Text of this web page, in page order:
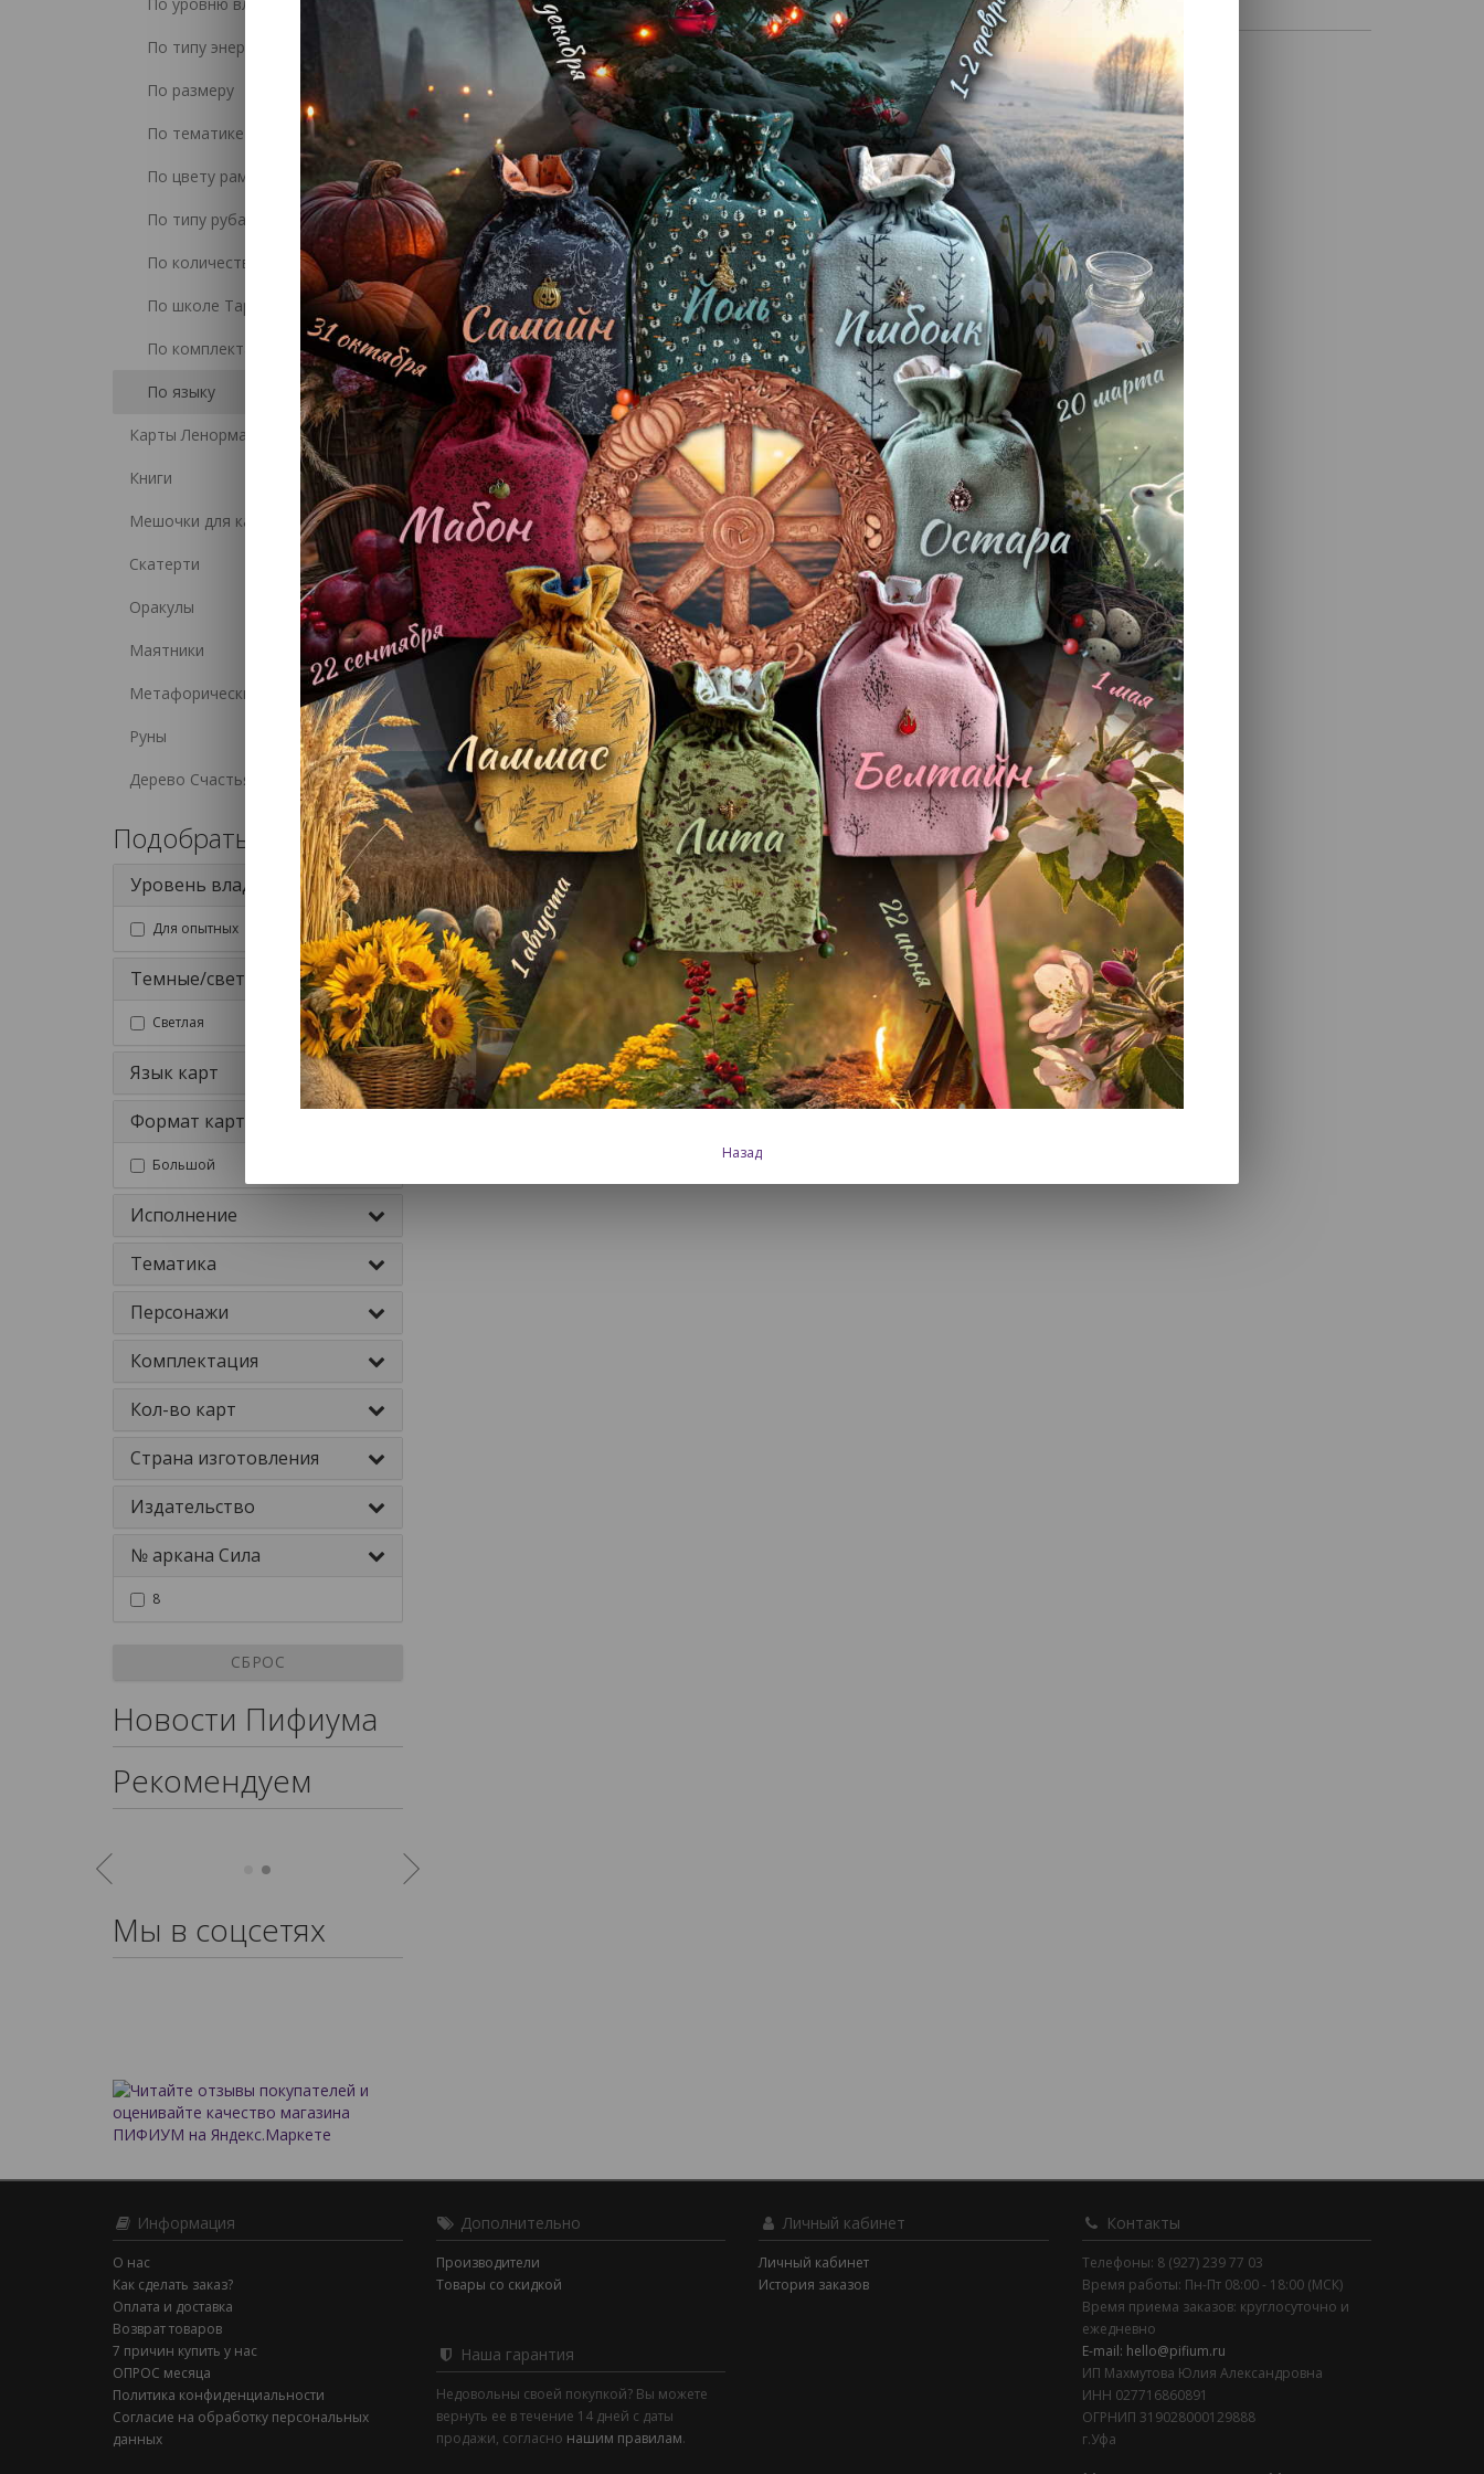
По типу энергий
По размеру
По тематике
По цвету рамки и рубашки
По типу рубашки
По количеству карт
По школе Таро
По комплектации
По языку
Карты Ленорман
Книги
Мешочки для карт
Скатерти
Оракулы
Маятники
Метафорические карты (МАК)
Руны
Дерево Счастья
Подобрать Таро
Уровень владения
Для опытных
Темные/светлые
Светлая
Язык карт
Формат карт
Большой
Исполнение
Тематика
Персонажи
Комплектация
Кол-во карт
Страна изготовления
Издательство
№ аркана Сила
8
СБРОС
Новости Пифиума
Рекомендуем
Мы в соцсетях
Сортировать Показывать:
Таро Сола Буска (Древних Магов)
лимитир.издание
3 290 р.
В корзину
Нет в наличии
Информация
О нас
Как сделать заказ?
Оплата и доставка
Возврат товаров
7 причин купить у нас
ОПРОС месяца
Политика конфиденциальности
Согласие на обработку персональных
данных
Дополнительно
Производители
Товары со скидкой
Наша гарантия
Недовольны своей покупкой? Вы можете
вернуть ее в течение 14 дней с даты
продажи, согласно нашим правилам.
Личный кабинет
Личный кабинет
История заказов
Контакты
Телефоны: 8 (927) 239 77 03
Время работы: Пн-Пт 08:00 - 18:00 (МСК)
Время приема заказов: круглосуточно и
ежедневно
E-mail: hello@pifium.ru
ИП Махмутова Юлия Александровна
ИНН 027716860891
ОГРНИП 319028000129888
г.Уфа
Назад